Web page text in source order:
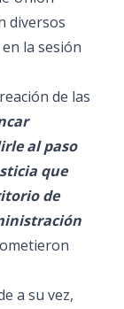
diversos
la sesión
de las
al paso
que
de
a su vez,